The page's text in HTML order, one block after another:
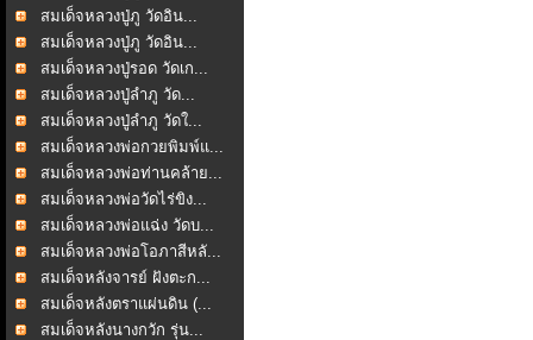
สมเด็จหลวงปู่ภู วัดอิน...
สมเด็จหลวงปู่ภู วัดอิน...
สมเด็จหลวงปู่รอด วัดเก...
สมเด็จหลวงปู่ลำภู วัด...
สมเด็จหลวงปู่ลำภู วัดใ...
สมเด็จหลวงพ่อกวยพิมพ์แ...
สมเด็จหลวงพ่อท่านคล้าย...
สมเด็จหลวงพ่อวัดไร่ขิง...
สมเด็จหลวงพ่อแฉ่ง วัดบ...
สมเด็จหลวงพ่อโอภาสีหลั...
สมเด็จหลังจารย์ ฝังตะก...
สมเด็จหลังตราแผ่นดิน (...
สมเด็จหลังนางกวัก รุ่น...